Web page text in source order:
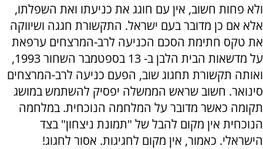
ולא פחות חשוב, אין עם חוגג את כניעתו ואת השפלתו,
אלא אם כן מדובר בעם ישראל. התקשורת חגגה ושיווקה
את טקס חתימת הסכם הכניעה לרב-המרצחים ערפאת
על מדשאות הבית הלבן ב- 13 בספטמבר השחור 1993,
ואותה תקשורת תחגוג שוב, הפעם כניעה לרב-המרצחים
סינואר. חשוב שראש הממשלה יפסיק להשתמש במושג
תקומה כאשר מדובר על המלחמה הנוכחית. במלחמה
הנוכחית אין מקום להבל של "תמונת ניצחון" בצד
הישראלי. כאמור, אין מקום לחגיגות. אסור לחגוג!